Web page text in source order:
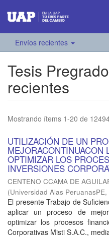
Envíos recientes
Tesis
recientes
Mostrando ítems 1-20 de
UTILIZACIÓN DE UN
MEJORACONTINUACON
OPTIMIZAR LOS
INVERSIONES
CENTENO CCAMA DE
(Universidad Alas PeruanasPE,
El presente Trabajo de
aplicar un proceso de
optimizar los procesos
Corporativas Misti S.A.C.,